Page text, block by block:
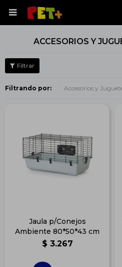

ACCESORIOS Y
Filtrando por: Accesorios y
Jaula p/Conejos
Ambiente 80*50*43 cm
$ 3.267